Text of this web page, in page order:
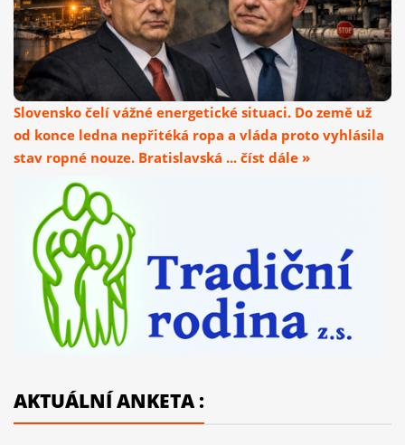
Slovensko čelí vážné energetické situaci. Do země už
od konce ledna nepřitéká ropa a vláda proto vyhlásila
stav ropné nouze. Bratislavská ... číst dále »
AKTUÁLNÍ ANKETA :